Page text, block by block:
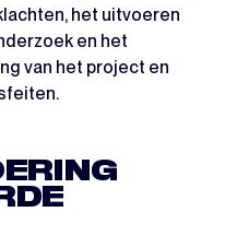
het uitvoeren
en het
van het project en